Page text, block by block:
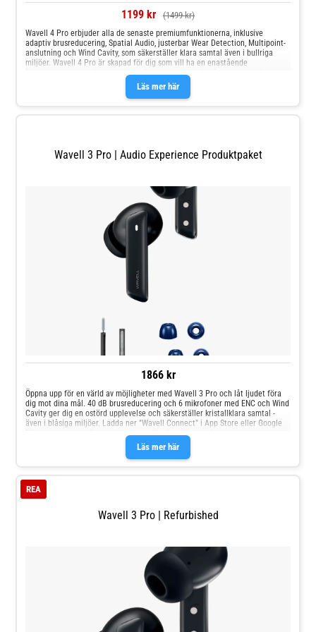
1199 kr (1499 kr)
Läs mer här
Wavell 4 Pro erbjuder alla de senaste premiumfunktionerna, inklusive
adaptiv brusreducering, Spatial Audio, justerbar Wear Detection, Multipoint-
anslutning och Wind Cavity, som säkerställer klara samtal även i bullriga
miljöer. Wavell 4 Pro är skapad för dig som vill ha en enastående
ljudupplevelse utan kompromisser.Renoverad produktVåra renoverade
produkter kan ha mindre tecken på användning, till exempel små repor eller
ytliga märken. Alla produkter är dock noggrant testade, rengjorda och
kvalitetssäkrade för att fungera 100 % som de ska.
Wavell 3 Pro | Audio Experience Produktpaket
1866 kr
Läs mer här
Öppna upp för en värld av möjligheter med Wavell 3 Pro och låt ljudet föra
dig mot dina mål. 40 dB brusreducering och 6 mikrofoner med ENC och Wind
Cavity ger dig en ostörd upplevelse och säkerställer kristallklara samtal -
även i blåsiga miljöer. Ladda ner "Wavell Connect" i App Store eller Google
Play och anpassa din upplevelse precis efter dina preferenser.
Wavell 3 Pro | Refurbished
REA